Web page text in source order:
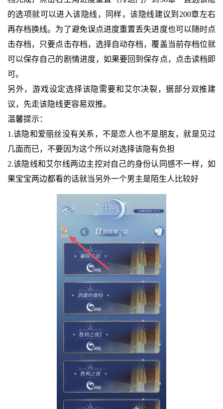
的选项就可以进入该隐线，同样，该隐线建议到200章左右
再存档换线。为了避免误点进度重置丢失进度也可以随时点
击存档，只要点击存档，选择自动存档，覆盖当前存档位就
可以保存自己的剧情进度，如果要回到保存点，点击读档即
可。
另外，游戏设定选择该隐需要和艾尔决裂，据部分双推建
议，先走该隐线更容易双推。
温馨提示：
1.该隐和爱丽丝没有关系，不是恋人也不是朋友，就是见过
几面而已，不要因为这个所以对选择该隐有负担
2.该隐线和艾尔线两边主控对自己的身份认同感不一样，如
果宝宝两边都看的话就当另外一个男主是陌生人比较好